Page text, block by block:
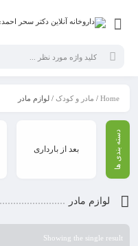
Home
/ مادر و کودک / لوازم مادر
بعد از بارداری
لوازم مادر
Showing the single result